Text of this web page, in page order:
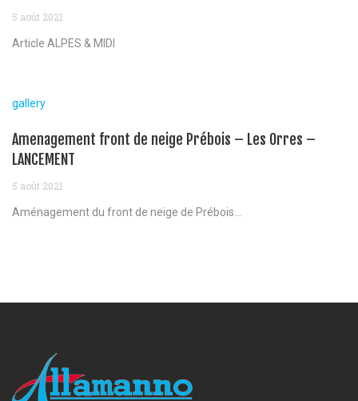
5 août 2021
Article ALPES & MIDI
gallery
Amenagement front de neige Prébois – Les Orres –
LANCEMENT
5 août 2021
Aménagement du front de neige de Prébois...